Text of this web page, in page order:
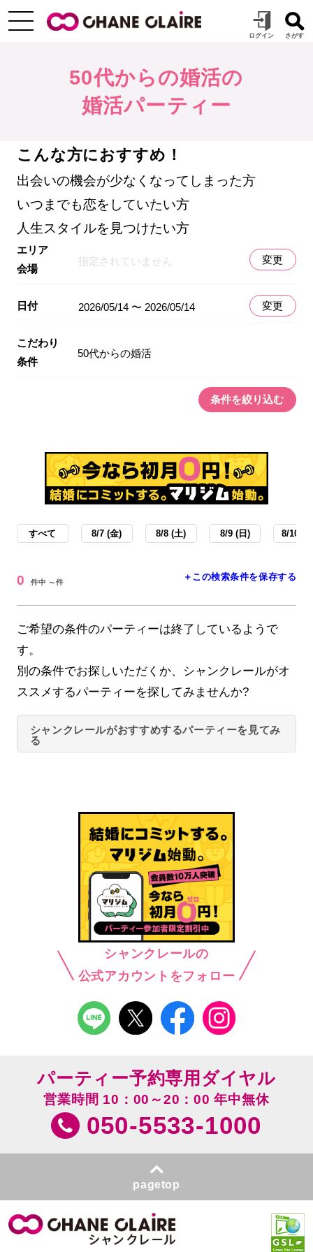
50代からの婚活の
婚活パーティー
こんな方におすすめ！
出会いの機会が少なくなってしまった方
いつまでも恋をしていたい方
人生スタイルを見つけたい方
エリア
会場
指定されていません 変更
日付 2026/05/14 〜 2026/05/14 変更
こだわり
条件
50代からの婚活
条件を絞り込む
すべて 8/7 (金) 8/8 (土) 8/9 (日) 8/10 (
0 件中 ～件 ＋この検索条件を保存する
ご希望の条件のパーティーは終了しているようで
す。
別の条件でお探しいただくか、シャンクレールがオ
ススメするパーティーを探してみませんか?
シャンクレールがおすすめするパーティーを見てみ
る
シャンクレールの
公式アカウントをフォロー
パーティー予約専用ダイヤル
営業時間 10：00～20：00 年中無休
050-5533-1000
pagetop